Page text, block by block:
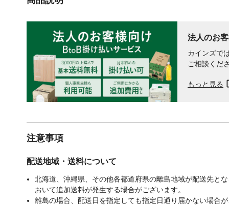
法人のお
カインズで
ご相談くだ
もっと見る
注意事項
配送地域・送料について
北海道、沖縄県、その他各都道府県の離島地域が配送先と
おいて追加送料が発生する場合がございます。
離島の場合、配送日を指定しても指定日通り届かない場合